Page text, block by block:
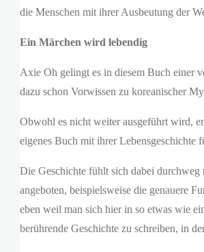
die Menschen mit ihrer Ausbeutung der
Ein Märchen wird lebendig
Axie Oh gelingt es in diesem Buch einer
dazu schon Vorwissen zu koreanischer
Obwohl es nicht weiter ausgeführt wird,
eigenes Buch mit ihrer Lebensgeschichte
Die Geschichte fühlt sich dabei durchweg
angeboten, beispielsweise die genauere
eben weil man sich hier in so etwas wie
berührende Geschichte zu schreiben, in